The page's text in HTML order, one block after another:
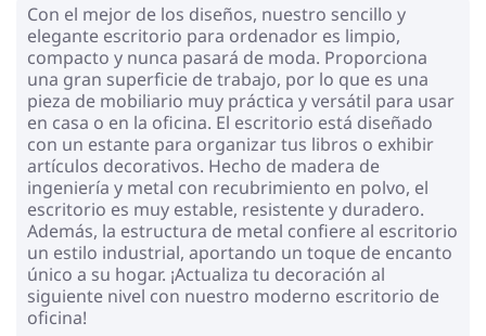
Con el mejor de los diseños, nuestro sencillo y
elegante escritorio para ordenador es limpio,
compacto y nunca pasará de moda. Proporciona
una gran superficie de trabajo, por lo que es una
pieza de mobiliario muy práctica y versátil para usar
en casa o en la oficina. El escritorio está diseñado
con un estante para organizar tus libros o exhibir
artículos decorativos. Hecho de madera de
ingeniería y metal con recubrimiento en polvo, el
escritorio es muy estable, resistente y duradero.
Además, la estructura de metal confiere al escritorio
un estilo industrial, aportando un toque de encanto
único a su hogar. ¡Actualiza tu decoración al
siguiente nivel con nuestro moderno escritorio de
oficina!